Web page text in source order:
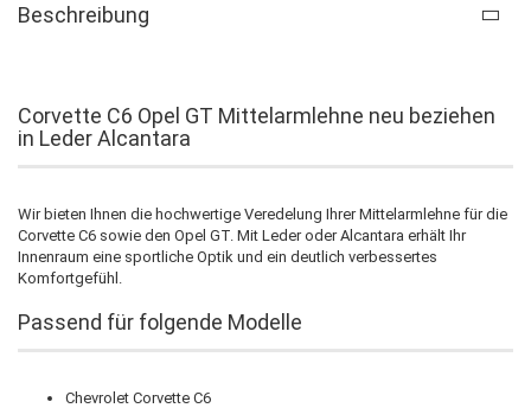
Beschreibung
Corvette C6 Opel GT Mittelarmlehne neu beziehen
in Leder Alcantara
Wir bieten Ihnen die hochwertige Veredelung Ihrer Mittelarmlehne für die
Corvette C6 sowie den Opel GT. Mit Leder oder Alcantara erhält Ihr
Innenraum eine sportliche Optik und ein deutlich verbessertes
Komfortgefühl.
Passend für folgende Modelle
Chevrolet Corvette C6